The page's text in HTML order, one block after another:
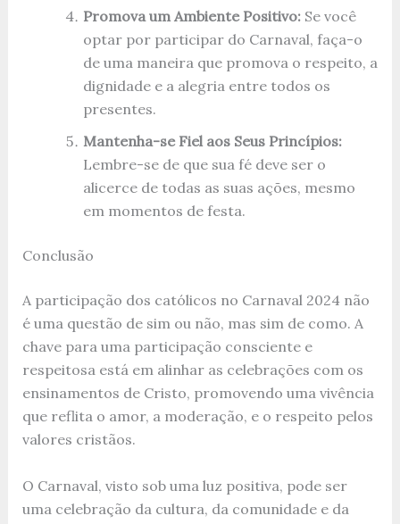
Promova um Ambiente Positivo:Se você
optar por participar do Carnaval, faça-o
de uma maneira que promova o respeito, a
dignidade e a alegria entre todos os
presentes.
Mantenha-se Fiel aos Seus Princípios:
Lembre-se de que sua fé deve ser o
alicerce de todas as suas ações, mesmo
em momentos de festa.
Conclusão
A participação dos católicos no Carnaval 2024 não
é uma questão de sim ou não, mas sim de como. A
chave para uma participação consciente e
respeitosa está em alinhar as celebrações com os
ensinamentos de Cristo, promovendo uma vivência
que reflita o amor, a moderação, e o respeito pelos
valores cristãos.
O Carnaval, visto sob uma luz positiva, pode ser
uma celebração da cultura, da comunidade e da